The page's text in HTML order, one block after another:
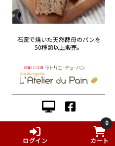
ログイン
0
カート
石窯で焼いた天然酵母のパンを
50種類以上販売。